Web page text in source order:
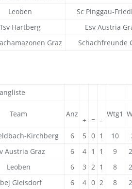
Leoben Sc Pinggau-
Tsv Hartberg
Esv Austria
Graz
Schachfreunde
Team Anz
+ = –
Wtg1
Kirchberg 6 5 0 1 10
Austria Graz
6 4 1 1 9
Leoben
6 3 2 1 8
Gleisdorf
6 4 0 2 8